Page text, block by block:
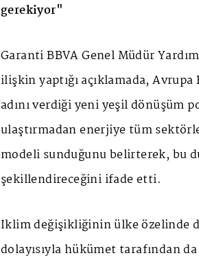
gerekiyor"
Garanti BBVA Genel Müdür
ilişkin yaptığı açıklamada,
adını verdiği yeni yeşil dönüşüm
ulaştırmadan enerjiye tüm
modeli sunduğunu belirterek, bu
şekillendireceğini ifade etti.
İklim değişikliğinin ülke özelinde
dolayısıyla hükümet tarafından